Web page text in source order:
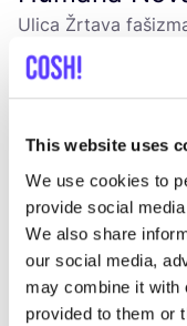
This website uses
We use cookies to
provide social
We also share
our social media,
may combine it with
provided to them or
Ulica Žrtava
Zur Route hinzufügen